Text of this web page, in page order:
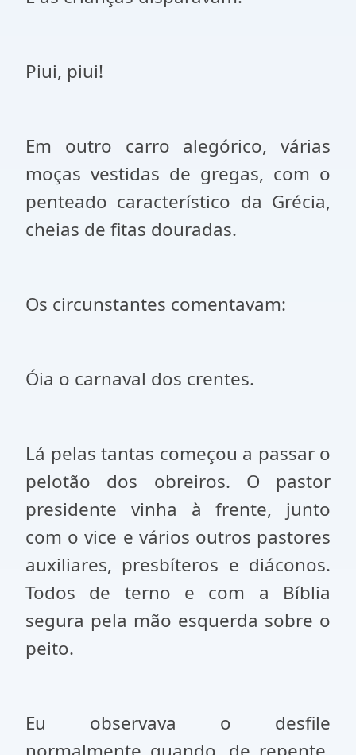
Piui, piui!
Em outro carro alegórico, várias
moças vestidas de gregas, com o
penteado característico da Grécia,
cheias de fitas douradas.
Os circunstantes comentavam:
Óia o carnaval dos crentes.
Lá pelas tantas começou a passar o
pelotão dos obreiros. O pastor
presidente vinha à frente, junto
com o vice e vários outros pastores
auxiliares, presbíteros e diáconos.
Todos de terno e com a Bíblia
segura pela mão esquerda sobre o
peito.
Eu observava o desfile